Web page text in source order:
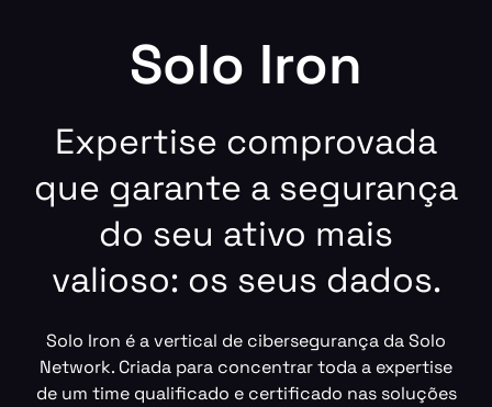
Solo Iron
Expertise comprovada
que garante a segurança
do seu ativo mais
valioso: os seus dados.
Solo Iron é a vertical de cibersegurança da Solo
Network. Criada para concentrar toda a expertise
de um time qualificado e certificado nas soluções